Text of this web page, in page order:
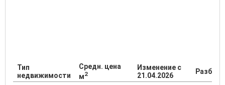
Тип
недвижимости
Средн. цена
м2
Изменение с
21.04.2026